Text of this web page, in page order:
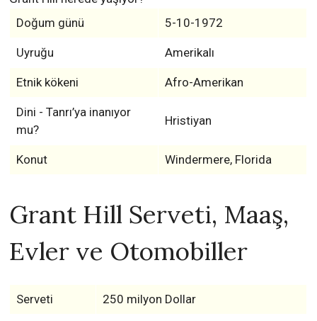
Doğum günü
5-10-1972
Uyruğu Amerikalı
Etnik kökeni Afro-Amerikan
Dini - Tanrı’ya inanıyor
mu?
Hristiyan
Konut Windermere, Florida
Grant Hill Serveti, Maaş,
Evler ve Otomobiller
Serveti 250 milyon Dollar